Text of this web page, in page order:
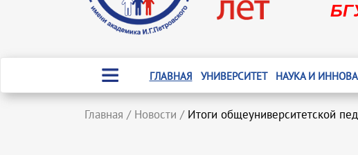
ГЛАВНАЯ УНИВЕРСИТЕТ НАУКА И
Главная / Новости / Итоги общеуниверситетской